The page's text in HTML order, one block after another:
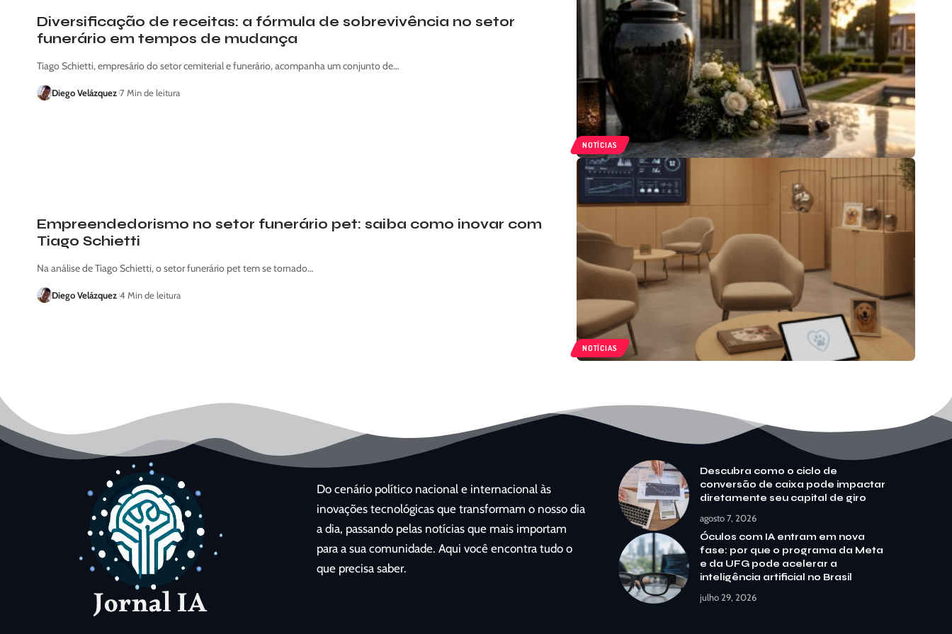
NOTÍCIAS
Diversificação de receitas: a fórmula de sobrevivência no setor
funerário em tempos de mudança
Tiago Schietti, empresário do setor cemiterial e funerário, acompanha um conjunto de…
Diego Velázquez 7 Min de leitura
NOTÍCIAS
Empreendedorismo no setor funerário pet: saiba como inovar com
Tiago Schietti
Na análise de Tiago Schietti, o setor funerário pet tem se tornado…
Diego Velázquez 4 Min de leitura
Do cenário político nacional e internacional às
inovações tecnológicas que transformam o nosso dia
a dia, passando pelas notícias que mais importam
para a sua comunidade. Aqui você encontra tudo o
que precisa saber.
Descubra como o ciclo de
conversão de caixa pode impactar
diretamente seu capital de giro
agosto 7, 2026
Óculos com IA entram em nova
fase: por que o programa da Meta
e da UFG pode acelerar a
inteligência artificial no Brasil
julho 29, 2026